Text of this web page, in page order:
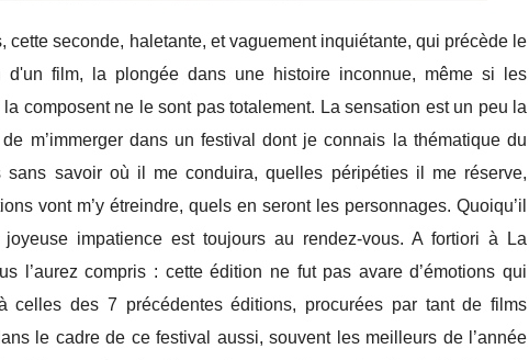
cette seconde, haletante, et vaguement inquiétante, qui précède le
d'un film, la plongée dans une histoire inconnue, même si les
composent ne le sont pas totalement. La sensation est un peu la
m’immerger dans un festival dont je connais la thématique du
sans savoir où il me conduira, quelles péripéties il me réserve,
vont m’y étreindre, quels en seront les personnages. Quoiqu’il
impatience est toujours au rendez-vous. A fortiori à La
l’aurez compris : cette édition ne fut pas avare d’émotions qui
celles des 7 précédentes éditions, procurées par tant de films
le cadre de ce festival aussi, souvent les meilleurs de l’année